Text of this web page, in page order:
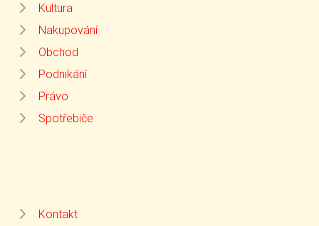
Kultura
Nakupování
Obchod
Podnikání
Právo
Spotřebiče
Kontakt